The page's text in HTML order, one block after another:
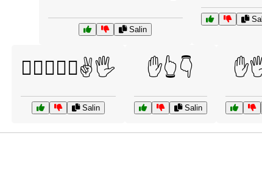
Salin
✋🏽👐🤲👋✌️🖐️
Salin
✋👆👇
Salin